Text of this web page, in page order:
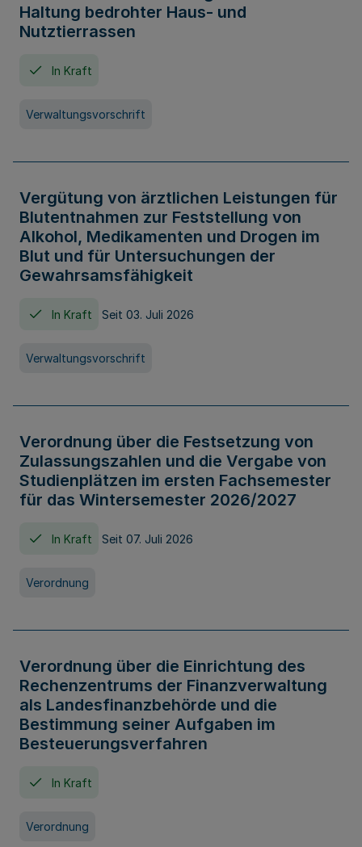
Haltung bedrohter Haus- und
Nutztierrassen
In Kraft
Verwaltungsvorschrift
Vergütung von ärztlichen Leistungen für
Blutentnahmen zur Feststellung von
Alkohol, Medikamenten und Drogen im
Blut und für Untersuchungen der
Gewahrsamsfähigkeit
In Kraft Seit 03. Juli 2026
Verwaltungsvorschrift
Verordnung über die Festsetzung von
Zulassungszahlen und die Vergabe von
Studienplätzen im ersten Fachsemester
für das Wintersemester 2026/2027
In Kraft Seit 07. Juli 2026
Verordnung
Verordnung über die Einrichtung des
Rechenzentrums der Finanzverwaltung
als Landesfinanzbehörde und die
Bestimmung seiner Aufgaben im
Besteuerungsverfahren
In Kraft
Verordnung